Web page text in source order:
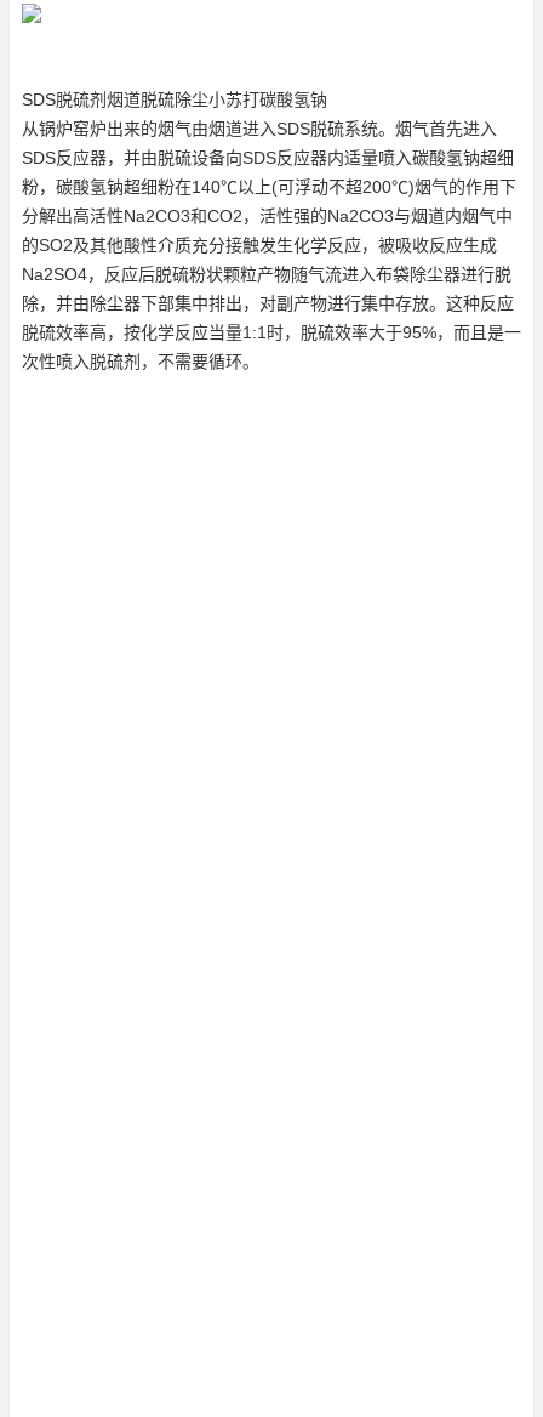
SDS脱硫剂烟道脱硫除尘小苏打碳酸氢钠
从锅炉窑炉出来的烟气由烟道进入SDS脱硫系统。烟气首先进入
SDS反应器，并由脱硫设备向SDS反应器内适量喷入碳酸氢钠超细
粉，碳酸氢钠超细粉在140℃以上(可浮动不超200℃)烟气的作用下
分解出高活性Na2CO3和CO2，活性强的Na2CO3与烟道内烟气中
的SO2及其他酸性介质充分接触发生化学反应，被吸收反应生成
Na2SO4，反应后脱硫粉状颗粒产物随气流进入布袋除尘器进行脱
除，并由除尘器下部集中排出，对副产物进行集中存放。这种反应
脱硫效率高，按化学反应当量1:1时，脱硫效率大于95%，而且是一
次性喷入脱硫剂，不需要循环。